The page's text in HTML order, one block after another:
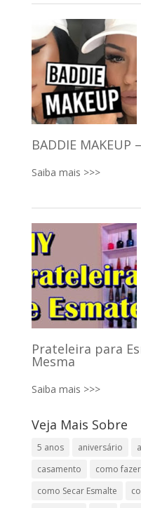
BADDIE
Saiba mais >>>
Prateleira para
Mesma
Saiba mais >>>
Veja Mais Sobre
5 anos aniversário
casamento
como fazer
como Secar Esmalte